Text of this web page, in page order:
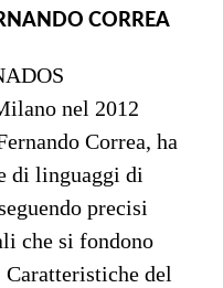
CORREA
nel 2012
Correa, ha
di linguaggi di
precisi
che si fondono
del